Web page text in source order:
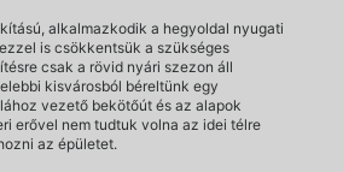
alkalmazkodik a hegyoldal nyugati
is csökkentsük a szükséges
csak a rövid nyári szezon áll
kisvárosból béreltünk egy
vezető bekötőút és az alapok
erővel nem tudtuk volna az idei télre
az épületet.